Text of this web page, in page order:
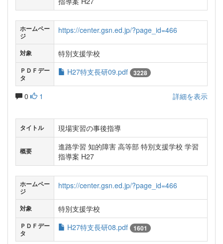
ホームペー
ジ
https://center.gsn.ed.jp/?page_id=466
対象 特別支援学校
ＰＤＦデー
タ
H27特支長研09.pdf 3228
0 1 詳細を表示
タイトル 現場実習の事後指導
概要
進路学習 知的障害 高等部 特別支援学校 学習
指導案 H27
ホームペー
ジ
https://center.gsn.ed.jp/?page_id=466
対象 特別支援学校
ＰＤＦデー
タ
H27特支長研08.pdf 1601